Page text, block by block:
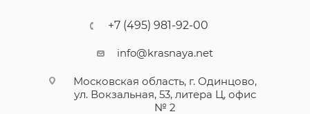
+7 (495) 981-92-00
info@krasnaya.net
Московская область, г. Одинцово,
ул. Вокзальная, 53, литера Ц, офис
№ 2